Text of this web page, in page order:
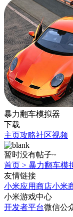
暴力翻车模拟器
下载
主页攻略社区视频
暂时没有帖子~
首页 > 暴力翻车模
友情链接
小米应用商店小米
小米游戏中心
开发者平台微信公